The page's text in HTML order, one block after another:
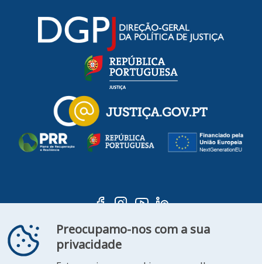
Preocupamo-nos com a sua
privacidade